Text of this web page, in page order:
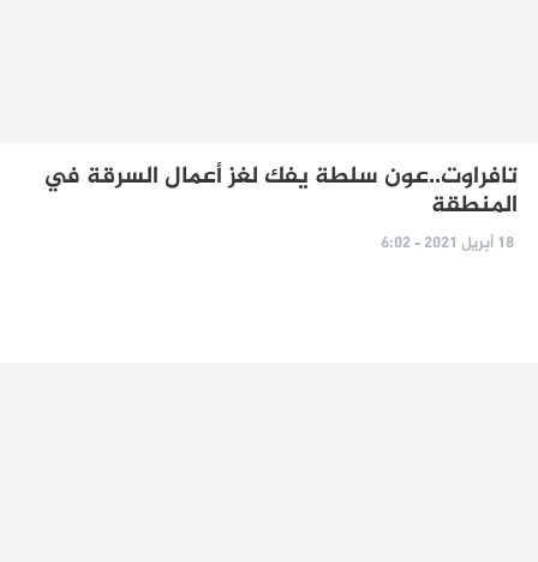
تافراوت..عون سلطة يفك لغز أعمال السرقة في
المنطقة
18 أبريل 2021 - 6:02